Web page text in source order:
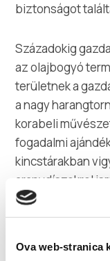
Ova web-stranica
biztonságot
Századokig
az olajbogyó
területnek a
a nagy
korabeli
fogadalmi
kincstárakban
aranydíszekrol
A 16 kastély
Kaštel Novi,